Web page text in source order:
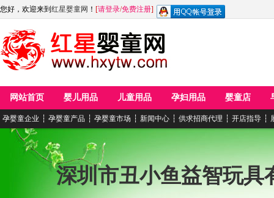
您好，欢迎来到 红星婴童网 ！ [请登录/免费注册]
网站首页 婴儿用品 儿童用品 孕妇用品 婴童店
孕婴童企业 ┆ 孕婴童产品 ┆ 孕婴童市场 ┆ 新闻中心 ┆ 供求招商代理 ┆ 开店指导 ┆
深圳市丑小鱼益智玩具